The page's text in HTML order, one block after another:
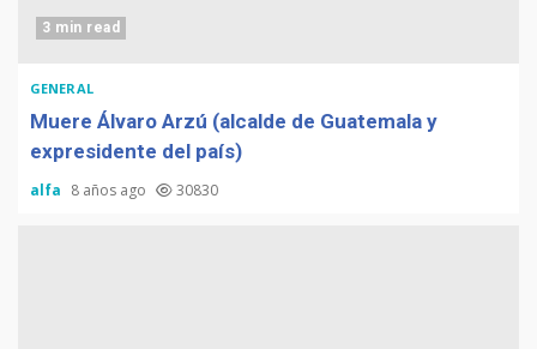
3 min read
GENERAL
Muere Álvaro Arzú (alcalde de Guatemala y
expresidente del país)
alfa 8 años ago 30830